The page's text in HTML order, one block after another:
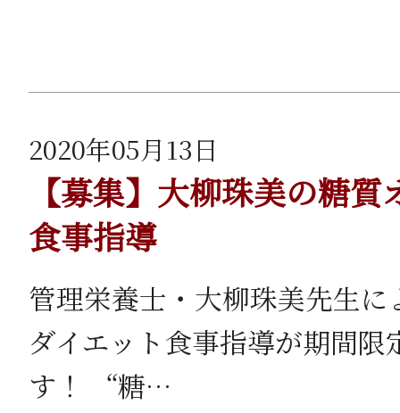
2020年05月13日
【募集】大柳珠美の糖
食事指導
管理栄養士・大柳珠美先生
ダイエット食事指導が期間
す！ “糖…